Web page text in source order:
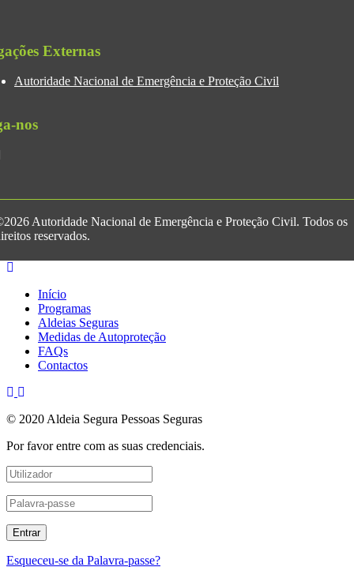
Externas
Autoridade Nacional de Emergência e Proteção Civil
nos
Autoridade Nacional de Emergência e Proteção Civil. Todos os
reservados.
Início
Programas
Aldeias Seguras
Medidas de Autoproteção
FAQs
Contactos
© 2020 Aldeia Segura Pessoas Seguras
Por favor entre com as suas credenciais.
Esqueceu-se da Palavra-passe?